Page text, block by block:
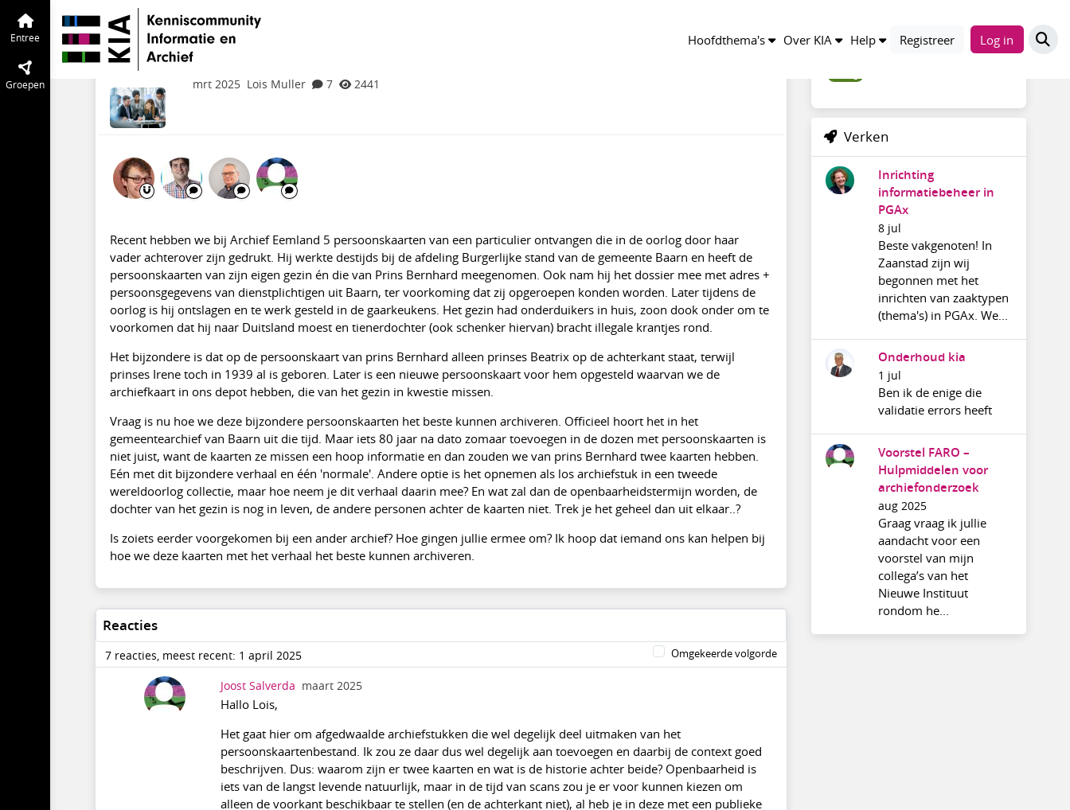
Hoofdthema's Over KIA Help Registreer Log in
Entree
Groepen
KIA Community Entree
Schenking persoonskaarten, in 1942 vervreemd van burgerlijke
stand. Hoe te archiveren?
mrt 2025 Lois Muller 7 2441
Recent hebben we bij Archief Eemland 5 persoonskaarten van een particulier ontvangen die in de oorlog door haar
vader achterover zijn gedrukt. Hij werkte destijds bij de afdeling Burgerlijke stand van de gemeente Baarn en heeft de
persoonskaarten van zijn eigen gezin én die van Prins Bernhard meegenomen. Ook nam hij het dossier mee met adres +
persoonsgegevens van dienstplichtigen uit Baarn, ter voorkoming dat zij opgeroepen konden worden. Later tijdens de
oorlog is hij ontslagen en te werk gesteld in de gaarkeukens. Het gezin had onderduikers in huis, zoon dook onder om te
voorkomen dat hij naar Duitsland moest en tienerdochter (ook schenker hiervan) bracht illegale krantjes rond.
Het bijzondere is dat op de persoonskaart van prins Bernhard alleen prinses Beatrix op de achterkant staat, terwijl
prinses Irene toch in 1939 al is geboren. Later is een nieuwe persoonskaart voor hem opgesteld waarvan we de
archiefkaart in ons depot hebben, die van het gezin in kwestie missen.
Vraag is nu hoe we deze bijzondere persoonskaarten het beste kunnen archiveren. Officieel hoort het in het
gemeentearchief van Baarn uit die tijd. Maar iets 80 jaar na dato zomaar toevoegen in de dozen met persoonskaarten is
niet juist, want de kaarten ze missen een hoop informatie en dan zouden we van prins Bernhard twee kaarten hebben.
Eén met dit bijzondere verhaal en één 'normale'. Andere optie is het opnemen als los archiefstuk in een tweede
wereldoorlog collectie, maar hoe neem je dit verhaal daarin mee? En wat zal dan de openbaarheidstermijn worden, de
dochter van het gezin is nog in leven, de andere personen achter de kaarten niet. Trek je het geheel dan uit elkaar..?
Is zoiets eerder voorgekomen bij een ander archief? Hoe gingen jullie ermee om? Ik hoop dat iemand ons kan helpen bij
hoe we deze kaarten met het verhaal het beste kunnen archiveren.
Reacties
7 reacties, meest recent: 1 april 2025 Omgekeerde volgorde
Joost Salverda maart 2025
Hallo Lois,
Het gaat hier om afgedwaalde archiefstukken die wel degelijk deel uitmaken van het
persoonskaartenbestand. Ik zou ze daar dus wel degelijk aan toevoegen en daarbij de context goed
beschrijven. Dus: waarom zijn er twee kaarten en wat is de historie achter beide? Openbaarheid is
iets van de langst levende natuurlijk, maar in de tijd van scans zou je er voor kunnen kiezen om
alleen de voorkant beschikbaar te stellen (en de achterkant niet), al heb je in deze met een publieke
Verken
Inrichting
informatiebeheer in
PGAx
8 jul
Beste vakgenoten! In
Zaanstad zijn wij
begonnen met het
inrichten van zaaktypen
(thema's) in PGAx. We...
Onderhoud kia
1 jul
Ben ik de enige die
validatie errors heeft
Voorstel FARO –
Hulpmiddelen voor
archiefonderzoek
aug 2025
Graag vraag ik jullie
aandacht voor een
voorstel van mijn
collega’s van het
Nieuwe Instituut
rondom he...